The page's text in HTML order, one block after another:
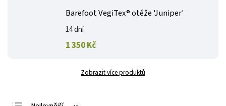
Barefoot VegiTex® otěže 'Juniper'
14 dní
1 350 Kč
Zobrazit více produktů